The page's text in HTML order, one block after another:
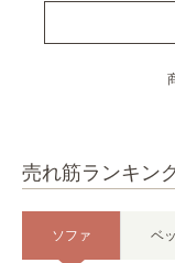
売れ筋ランキン
ソファ ベ